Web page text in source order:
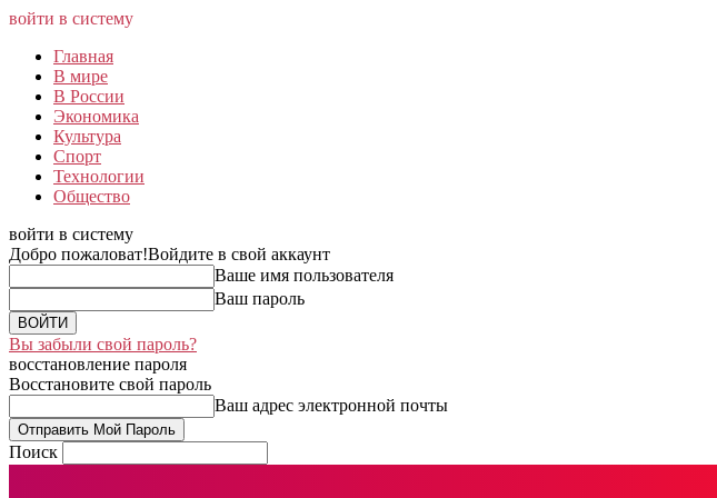
войти в систему
Главная
В мире
В России
Экономика
Культура
Спорт
Технологии
Общество
войти в систему
Добро пожаловат!Войдите в свой аккаунт
Ваше имя пользователя
Ваш пароль
Вы забыли свой пароль?
восстановление пароля
Восстановите свой пароль
Ваш адрес электронной почты
Поиск